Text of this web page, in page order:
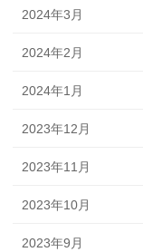
2024年3月
2024年2月
2024年1月
2023年12月
2023年11月
2023年10月
2023年9月